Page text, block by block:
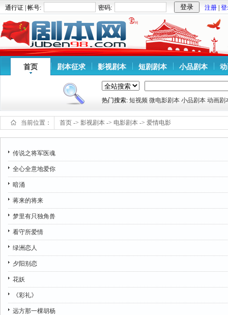
通行证 | 帐号: 密码: 注册
首页 剧本征求 影视剧本 短剧剧本 小品剧本
热门搜索: 短视频 微电影剧本 小品剧本 动画剧
当前位置： 首页 -> 影视剧本 -> 电影剧本 -> 爱情电影
传说之将军医魂
全心全意地爱你
暗涌
蒋来的将来
梦里有只独角兽
看守所爱情
绿洲恋人
夕阳别恋
花妖
《彩礼》
远方那一棵胡杨